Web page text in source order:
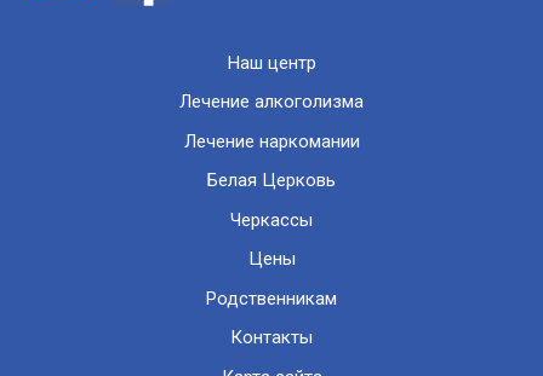
Наш центр
Лечение алкоголизма
Лечение наркомании
Белая Церковь
Черкассы
Цены
Родственникам
Контакты